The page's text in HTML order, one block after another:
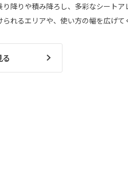
り降りや積み降ろし、多彩なシート
られるエリアや、使い方の幅を広げて